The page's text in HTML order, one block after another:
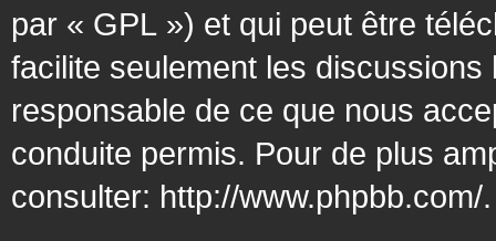
par « GPL ») et qui peut être
facilite seulement les
responsable de ce que nous
conduite permis. Pour de plus
consulter: http://www.phpbb.com/.